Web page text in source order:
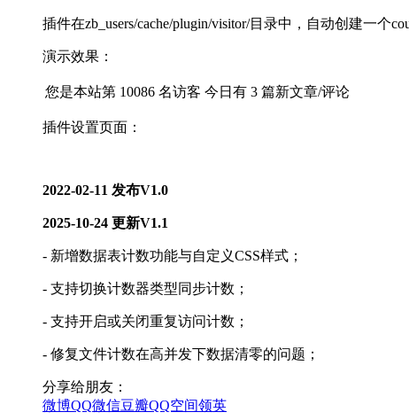
插件在zb_users/cache/plugin/visitor/目录中，自动创建一个
演示效果：
您是本站第 10086 名访客 今日有 3 篇新文章/评论
插件设置页面：
2022-02-11 发布V1.0
2025-10-24 更新V1.1
- 新增数据表计数功能与自定义CSS样式；
- 支持切换计数器类型同步计数；
- 支持开启或关闭重复访问计数；
- 修复文件计数在高并发下数据清零的问题；
分享给朋友：
微博QQ微信豆瓣QQ空间领英